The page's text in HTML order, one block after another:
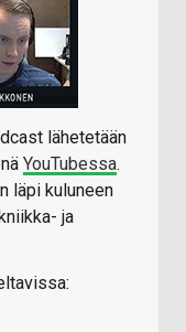
lähetetään
YouTubessa.
läpi kuluneen
ja